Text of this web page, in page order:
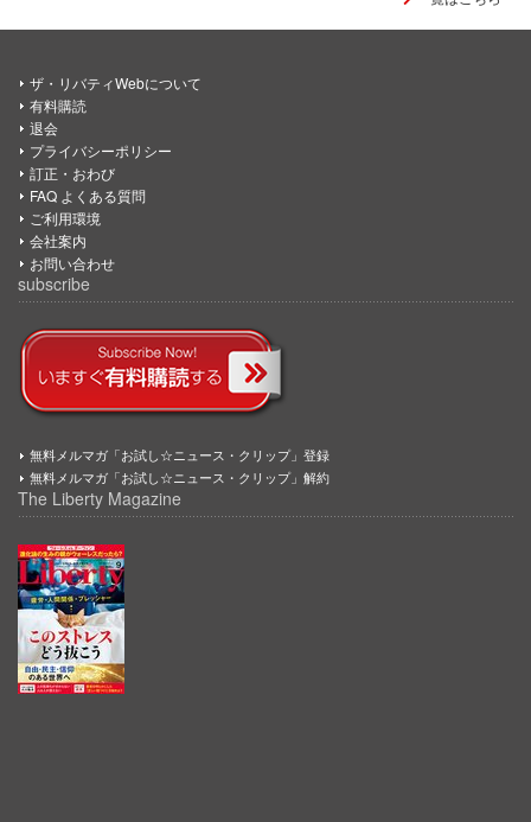
ザ・リバティWebについて
有料購読
退会
プライバシーポリシー
訂正・おわび
FAQ よくある質問
ご利用環境
会社案内
お問い合わせ
subscribe
無料メルマガ「お試し☆ニュース・クリップ」登録
無料メルマガ「お試し☆ニュース・クリップ」解約
The Liberty Magazine